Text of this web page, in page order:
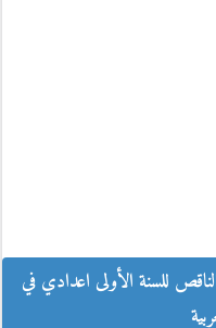
للسنة الأولى اعدادي في مادة
للسنة الأولى اعدادي في